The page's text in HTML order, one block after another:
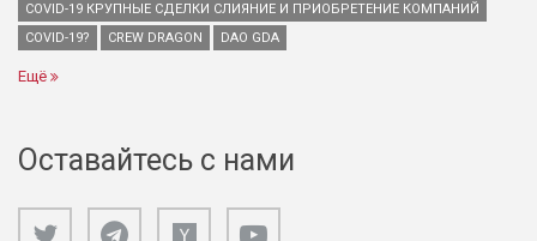
COVID-19 КРУПНЫЕ СДЕЛКИ СЛИЯНИЕ И ПРИОБРЕТЕНИЕ КОМПАНИЙ
COVID-19?
CREW DRAGON DAO GDA
Ещё
Оставайтесь с нами